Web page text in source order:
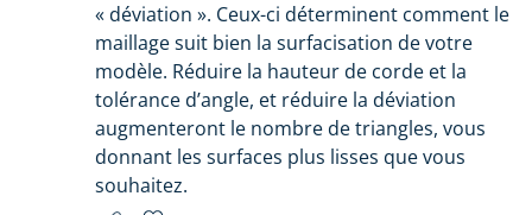
« déviation ». Ceux-ci déterminent comment le
maillage suit bien la surfacisation de votre
modèle. Réduire la hauteur de corde et la
tolérance d’angle, et réduire la déviation
augmenteront le nombre de triangles, vous
donnant les surfaces plus lisses que vous
souhaitez.